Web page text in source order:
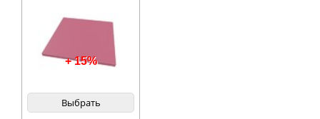
+ 15%
Выбрать